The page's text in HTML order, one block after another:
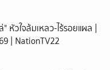
หัวใจล้มเหลว-ไร้รอยแผล |
| NationTV22